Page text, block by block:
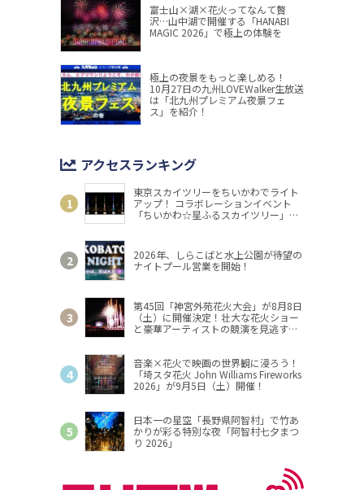
富士山×湖×花火ってなんて贅
沢…山中湖で開催する「HANABI
MAGIC 2026」で極上の体験を
極上の夜景をもっと楽しめる！
10月27日の九州LOVEWalker生放送
は「北九州プレミアム夜景フェ
ス」を紹介！
アクセスランキング
東京スカイツリーをちいかわでライト
アップ！ コラボレーションイベント
「ちいかわ☆星ふるスカイツリー」開
2026年、しらこばと水上公園が待望の
ナイトプール営業を開始！
第45回「神宮外苑花火大会」が8月8日
（土）に開催決定！壮大な花火ショー
と豪華アーティストの競演を見逃す
音楽×花火で映画の世界観に浸ろう！
「埼スタ花火 John Williams Fireworks
2026」が9月5日（土）開催！
日本一の星空「長野県阿智村」で竹あ
かりが彩る特別な夜「阿智村七夕まつ
り 2026」